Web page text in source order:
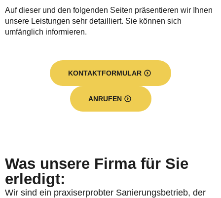
Auf dieser und den folgenden Seiten präsentieren wir Ihnen
unsere Leistungen sehr detailliert. Sie können sich
umfänglich informieren.
KONTAKTFORMULAR
ANRUFEN
Was unsere Firma für Sie
erledigt:
Wir sind ein praxiserprobter Sanierungsbetrieb, der